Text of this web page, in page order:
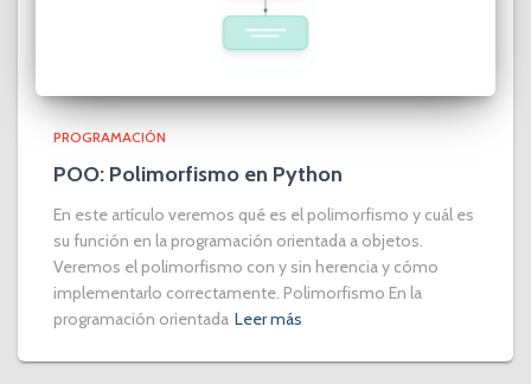
PROGRAMACIÓN
POO: Polimorfismo en Python
En este artículo veremos qué es el polimorfismo y cuál es
su función en la programación orientada a objetos.
Veremos el polimorfismo con y sin herencia y cómo
implementarlo correctamente. Polimorfismo En la
programación orientada Leer más